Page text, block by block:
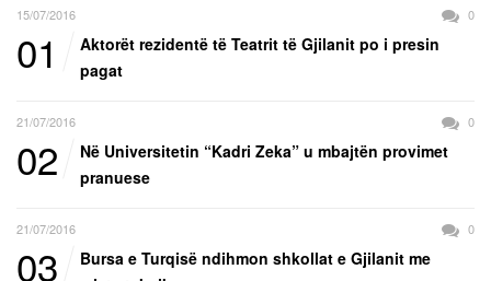
15/07/2016 0
01
Aktorët rezidentë të Teatrit të Gjilanit po i presin
pagat
21/07/2016 0
02
Në Universitetin “Kadri Zeka” u mbajtën provimet
pranuese
21/07/2016 0
03
Bursa e Turqisë ndihmon shkollat e Gjilanit me